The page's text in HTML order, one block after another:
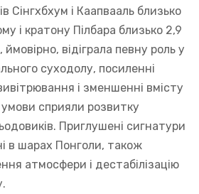
Сінгхбхум і Каапвааль близько
і кратону Пілбара близько 2,9
ймовірно, відіграла певну роль у
суходолу, посиленні
і зменшенні вмісту
умови сприяли розвитку
Приглушені сигнатури
в шарах Понголи, також
атмосфери і дестабілізацію